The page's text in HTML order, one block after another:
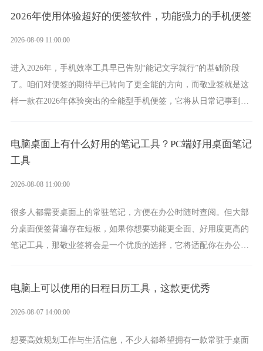
2026年使用体验超好的便签软件，功能强力的手机便签
2026-08-09 11:00:00
进入2026年，手机效率工具早已告别“能记文字就行”的基础阶段
了。咱们对便签的期待早已转向了更全能的方向，而敬业签就是这
样一款在2026年体验突出的全能型手机便签，它将从日常记事到时
电脑桌面上有什么好用的笔记工具？PC端好用桌面笔记
工具
2026-08-08 11:00:00
很多人都需要桌面上的常驻笔记，方便在办公时随时查阅。但大部
分桌面便签普遍存在短板，如果你想要功能更全面、好用度更高的
笔记工具，那敬业签将会是一个优质的选择，它将适配你在办公、
电脑上可以使用的日程日历工具，这款更优秀
2026-08-07 14:00:00
想要高效规划工作与生活信息，不少人都希望拥有一款常驻于桌面